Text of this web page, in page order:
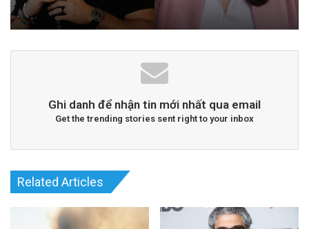
Ghi danh để nhận tin mới nhất qua email
Get the trending stories sent right to your inbox
Related Articles